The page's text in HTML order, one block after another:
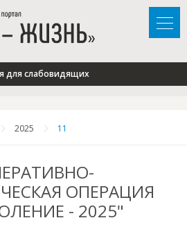
для слабовидящих
2025 11
ОПЕРАЦИЯ
- 2025"